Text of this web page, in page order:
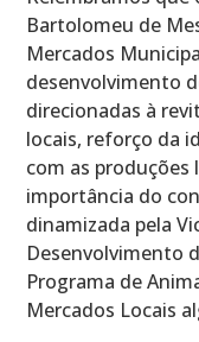
Bartolomeu de
Mercados
desenvolvimento
direcionadas à
locais, reforço da
com as produções
importância do
dinamizada pela
Desenvolvimento
Programa de
Mercados Locais